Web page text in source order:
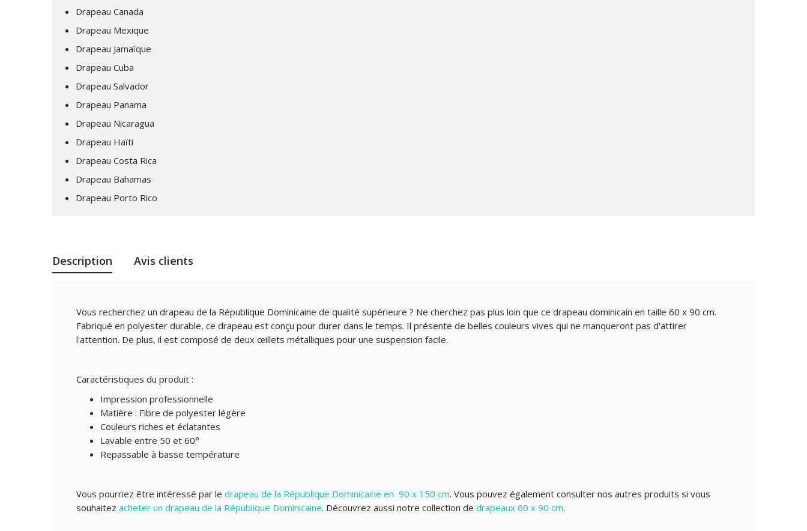
Drapeau Canada
Drapeau Mexique
Drapeau Jamaïque
Drapeau Cuba
Drapeau Salvador
Drapeau Panama
Drapeau Nicaragua
Drapeau Haïti
Drapeau Costa Rica
Drapeau Bahamas
Drapeau Porto Rico
Description Avis clients
Vous recherchez un drapeau de la République Dominicaine de qualité supérieure ? Ne cherchez pas plus loin que ce drapeau dominicain en taille 60 x 90 cm.
Fabriqué en polyester durable, ce drapeau est conçu pour durer dans le temps. Il présente de belles couleurs vives qui ne manqueront pas d'attirer
l'attention. De plus, il est composé de deux œillets métalliques pour une suspension facile.
Caractéristiques du produit :
Impression professionnelle
Matière : Fibre de polyester légère
Couleurs riches et éclatantes
Lavable entre 50 et 60°
Repassable à basse température
Vous pourriez être intéressé par le drapeau de la République Dominicaine en 90 x 150 cm. Vous pouvez également consulter nos autres produits si vous
souhaitez acheter un drapeau de la République Dominicaine. Découvrez aussi notre collection de drapeaux 60 x 90 cm.